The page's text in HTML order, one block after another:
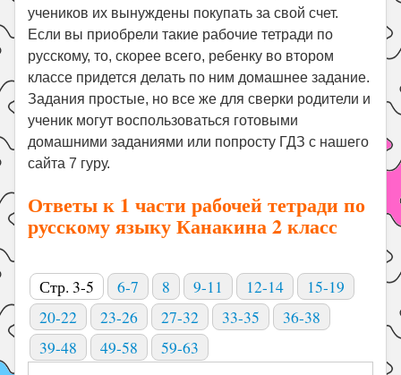
учеников их вынуждены покупать за свой счет.
Если вы приобрели такие рабочие тетради по
русскому, то, скорее всего, ребенку во втором
классе придется делать по ним домашнее задание.
Задания простые, но все же для сверки родители и
ученик могут воспользоваться готовыми
домашними заданиями или попросту ГДЗ с нашего
сайта 7 гуру.
Ответы к 1 части рабочей тетради по
русскому языку Канакина 2 класс
Стр. 3-5 6-7 8 9-11 12-14
15-19
20-22
23-26 27-32 33-35
36-38
39-48
49-58 59-63